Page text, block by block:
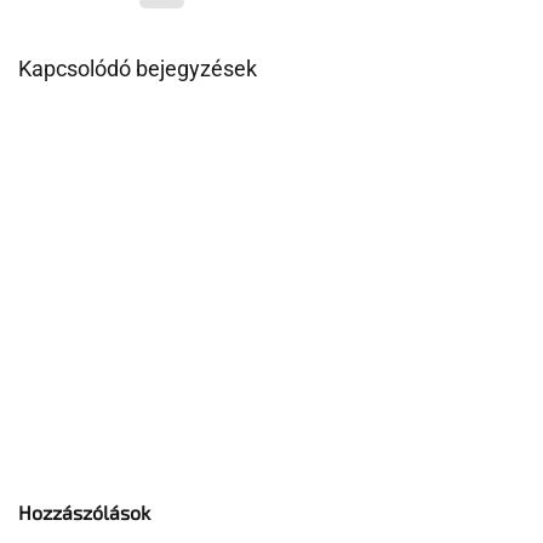
Kapcsolódó bejegyzések
Hozzászólások